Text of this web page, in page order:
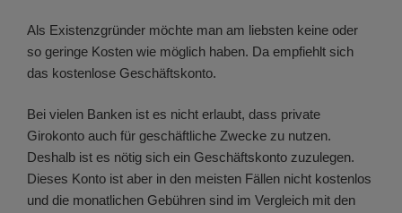
Als Existenzgründer möchte man am liebsten keine oder
so geringe Kosten wie möglich haben. Da empfiehlt sich
das kostenlose Geschäftskonto.
Bei vielen Banken ist es nicht erlaubt, dass private
Girokonto auch für geschäftliche Zwecke zu nutzen.
Deshalb ist es nötig sich ein Geschäftskonto zuzulegen.
Dieses Konto ist aber in den meisten Fällen nicht kostenlos
und die monatlichen Gebühren sind im Vergleich mit den